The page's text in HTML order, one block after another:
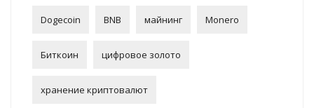
Dogecoin BNB майнинг Monero
Биткоин цифровое золото
хранение криптовалют